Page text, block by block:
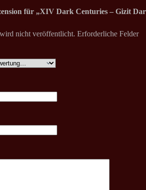
für „XIV Dark Centuries – Gizit Dar
nicht veröffentlicht. Erforderliche Felder